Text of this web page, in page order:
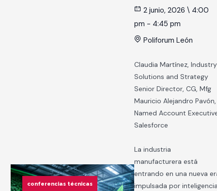
conferencias técnicas
2 junio, 2026 \ 4:00
pm - 4:45 pm
Poliforum León
Claudia Martínez, Industry
Solutions and Strategy
Senior Director, CG, Mfg
Mauricio Alejandro Pavón,
Named Account
Salesforce
La industria
manufacturera está
entrando en una nueva
impulsada por